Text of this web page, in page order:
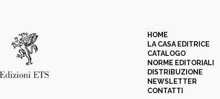
HOME
LA CASA EDITRICE
CATALOGO
NORME EDITORIALI
DISTRIBUZIONE
NEWSLETTER
CONTATTI